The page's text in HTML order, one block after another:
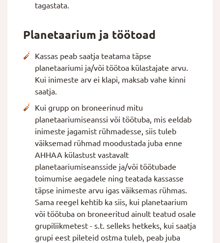
tagastata.
Planetaarium ja töötoad
Kassas peab saatja teatama täpse
planetaariumi ja/või töötoa külastajate arvu.
Kui inimeste arv ei klapi, maksab vahe kinni
saatja.
Kui grupp on broneerinud mitu
planetaariumiseanssi või töötuba, mis eeldab
inimeste jagamist rühmadesse, siis tuleb
väiksemad rühmad moodustada juba enne
AHHAA külastust vastavalt
planetaariumiseansside ja/või töötubade
toimumise aegadele ning teatada kassasse
täpse inimeste arvu igas väiksemas rühmas.
Sama reegel kehtib ka siis, kui planetaarium
või töötuba on broneeritud ainult teatud osale
grupiliikmetest - s.t. selleks hetkeks, kui saatja
grupi eest pileteid ostma tuleb, peab juba